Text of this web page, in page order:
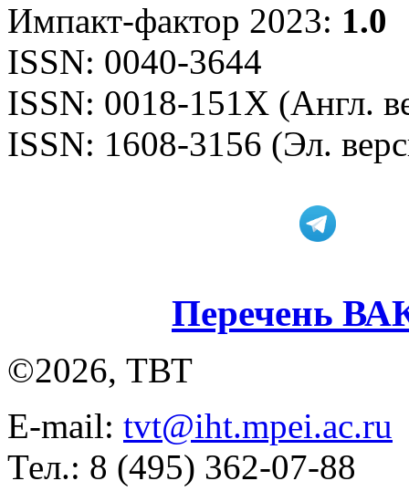
Импакт-фактор 2023: 1.0
ISSN: 0040-3644
ISSN: 0018-151X (Англ.
ISSN: 1608-3156 (Эл.
Перечень
©2026, ТВТ
E-mail: tvt@iht.mpei.ac.ru
Тел.: 8 (495) 362-07-88